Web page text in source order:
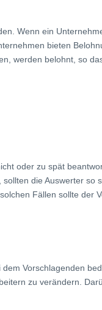
Wenn ein
bieten
werden belohnt, so
oder zu spät
die Auswerter so
Fällen sollte der
Vorschlagenden
zu verändern.